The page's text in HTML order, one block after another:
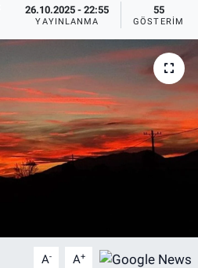
26.10.2025 - 22:55
YAYINLANMA
55
GÖSTERIM
A- A+